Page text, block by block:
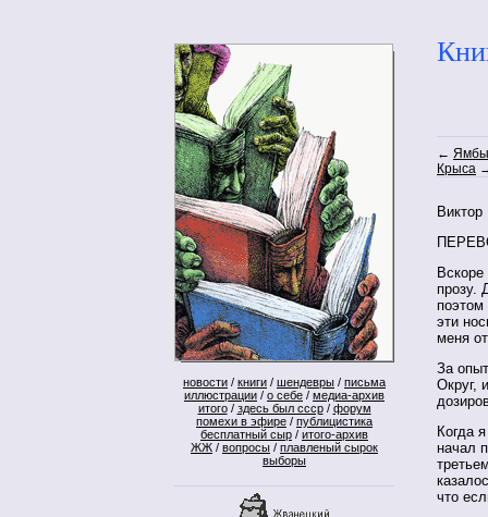
новости / книги / шендевры / письма
иллюстрации / о себе / медиа-архив
итого/ здесь был ссср/ форум
помехи в эфире / публицистика
бесплатный сыр / итого-архив
ЖЖ / вопросы / плавленый сырок
выборы
← Ямбы
Крыса
прозу.
эти
меня
За
Округ,
Когда
начал
что